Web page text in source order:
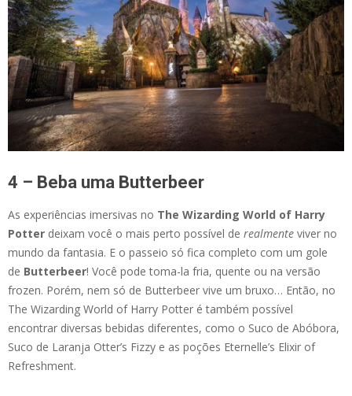
4 – Beba uma Butterbeer
As experiências imersivas no The Wizarding World of Harry
Potter deixam você o mais perto possível de realmente viver no
mundo da fantasia. E o passeio só fica completo com um gole
de Butterbeer! Você pode toma-la fria, quente ou na versão
frozen. Porém, nem só de Butterbeer vive um bruxo… Então, no
The Wizarding World of Harry Potter é também possível
encontrar diversas bebidas diferentes, como o Suco de Abóbora,
Suco de Laranja Otter’s Fizzy e as poções Eternelle’s Elixir of
Refreshment.